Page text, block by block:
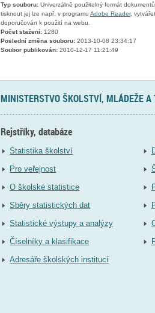
Typ souboru: Univerzálně použitelný formát
tisknout jej lze např. v programu Adobe Reader,
doporučován k použití na webu.
Počet stažení: 1280
Poslední změna souboru: 2013-10-08 23:34:17
Soubor publikován: 2010-12-17 11:21:49
MINISTERSTVO ŠKOLSTVÍ, MLÁDEŽE A
Rejstříky, databáze
Statistika školství
Pro veřejnost
O školské statistice
Sběry statistických dat
Statistické výstupy a analýzy
Číselníky a klasifikace
Adresáře školských institucí